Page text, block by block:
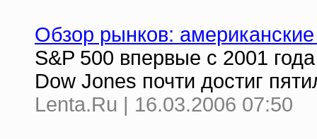
Обзор рынков:
S&P 500 впервые с 2001
Dow Jones почти достиг
Lenta.Ru | 16.03.2006 07:50